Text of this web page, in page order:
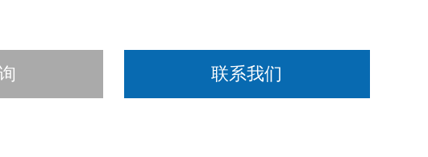
联系我们